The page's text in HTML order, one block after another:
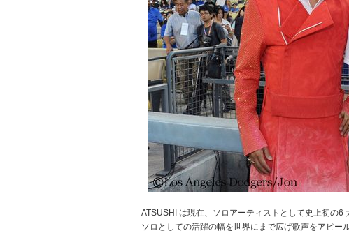
ATSUSHI は現在、ソロアーティストとして史上初の6
ソロとしての活躍の幅を世界にまで広げ歌声をアピール